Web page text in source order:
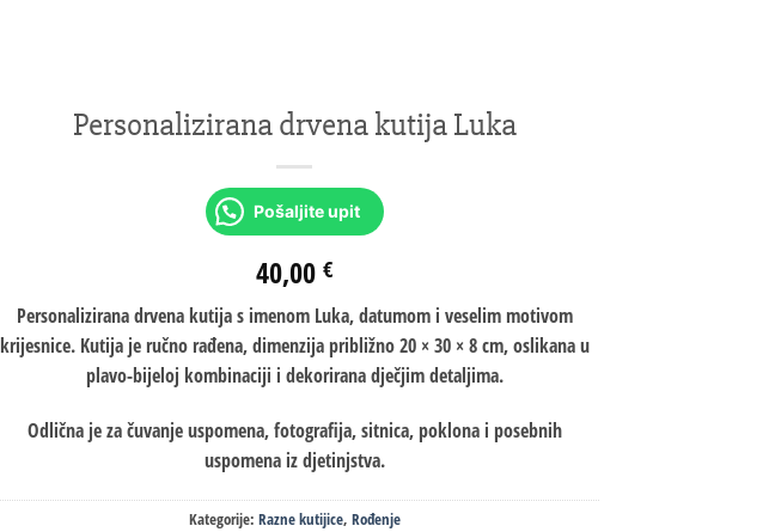
Personalizirana drvena kutija Luka
Pošaljite upit
40,00 €
Personalizirana drvena kutija s imenom Luka, datumom i veselim motivom
krijesnice. Kutija je ručno rađena, dimenzija približno 20 × 30 × 8 cm, oslikana u
plavo-bijeloj kombinaciji i dekorirana dječjim detaljima.
Odlična je za čuvanje uspomena, fotografija, sitnica, poklona i posebnih
uspomena iz djetinjstva.
Kategorije: Razne kutijice, Rođenje